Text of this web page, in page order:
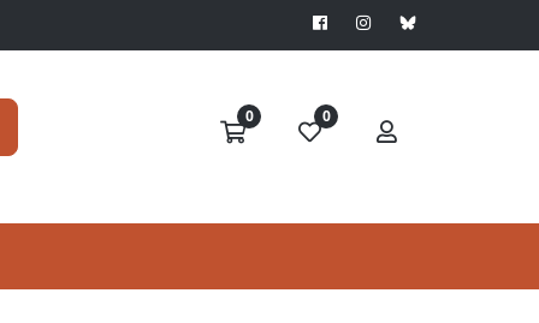
0 0